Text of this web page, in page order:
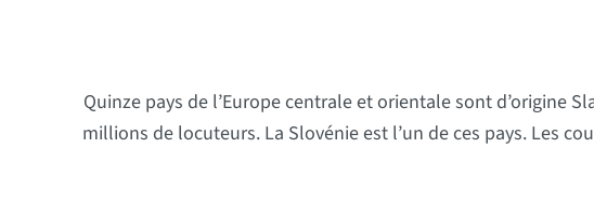
Quinze pays de l’Europe centrale et orientale sont d’origine
millions de locuteurs. La Slovénie est l’un de ces pays. Les